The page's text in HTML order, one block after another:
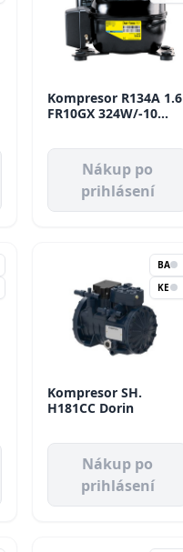
Kompresor R134A 1.6
FR10GX 324W/-10
Nákup po
prihlásení
BA
KE
Kompresor SH.
H181CC Dorin
Nákup po
prihlásení